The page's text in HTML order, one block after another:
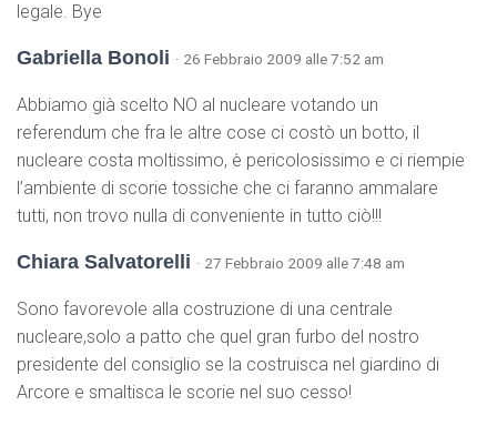
legale. Bye
Gabriella Bonoli · 26 Febbraio 2009 alle 7:52 am
Abbiamo già scelto NO al nucleare votando un
referendum che fra le altre cose ci costò un botto, il
nucleare costa moltissimo, è pericolosissimo e ci riempie
l’ambiente di scorie tossiche che ci faranno ammalare
tutti, non trovo nulla di conveniente in tutto ciò!!!
Chiara Salvatorelli · 27 Febbraio 2009 alle 7:48 am
Sono favorevole alla costruzione di una centrale
nucleare,solo a patto che quel gran furbo del nostro
presidente del consiglio se la costruisca nel giardino di
Arcore e smaltisca le scorie nel suo cesso!